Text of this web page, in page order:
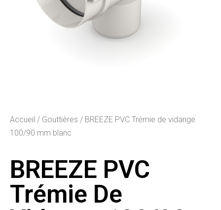
Accueil / Gouttières / BREEZE PVC Trémie de vidange
100/90 mm blanc
BREEZE PVC
Trémie De